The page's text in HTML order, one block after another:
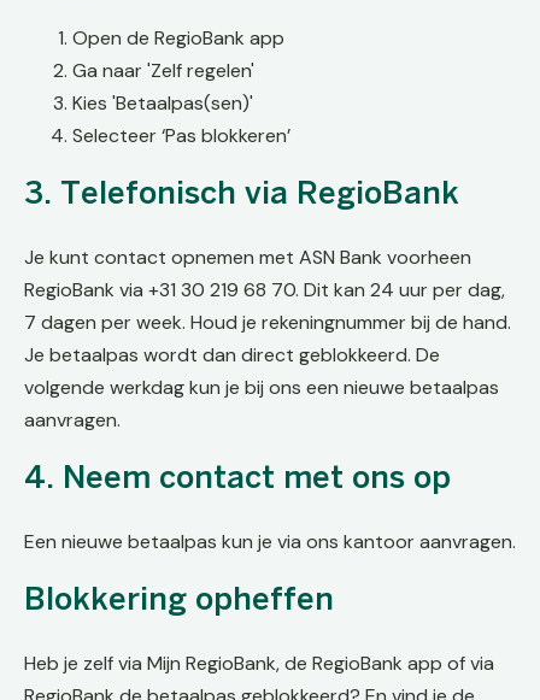
Open de RegioBank app
Ga naar 'Zelf regelen'
Kies 'Betaalpas(sen)'
Selecteer ‘Pas blokkeren’
3. Telefonisch via RegioBank
Je kunt contact opnemen met ASN Bank voorheen
RegioBank via +31 30 219 68 70. Dit kan 24 uur per dag,
7 dagen per week. Houd je rekeningnummer bij de hand.
Je betaalpas wordt dan direct geblokkeerd. De
volgende werkdag kun je bij ons een nieuwe betaalpas
aanvragen.
4. Neem contact met ons op
Een nieuwe betaalpas kun je via ons kantoor aanvragen.
Blokkering opheffen
Heb je zelf via Mijn RegioBank, de RegioBank app of via